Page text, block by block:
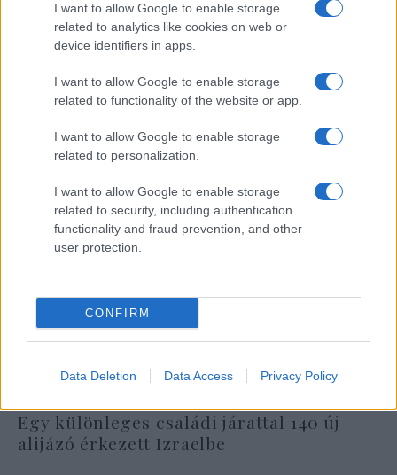
I want to allow Google to enable storage
related to analytics like cookies on web or
device identifiers in apps.
I want to allow Google to enable storage
related to functionality of the website or app.
I want to allow Google to enable storage
related to personalization.
I want to allow Google to enable storage
related to security, including authentication
functionality and fraud prevention, and other
user protection.
CONFIRM
Data Deletion Data Access Privacy Policy
Titkos hangfelvétel bizonyíthatja,
hogy Irán szándékosan lőtte le az
ukrán repülőgépet
Egy különleges családi járattal 140 új
alijázó érkezett Izraelbe